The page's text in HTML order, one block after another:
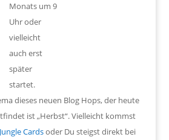
Monats um 9
Uhr oder
vielleicht
auch erst
später
startet.
dieses neuen Blog Hops, der heute
ist „Herbst“. Vielleicht kommst
Cardsoder Du steigst direkt bei